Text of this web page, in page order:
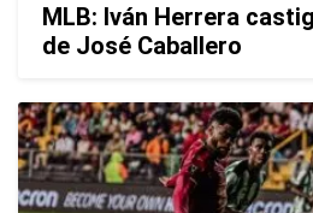
MLB: Iván Herrera
de José Caballero